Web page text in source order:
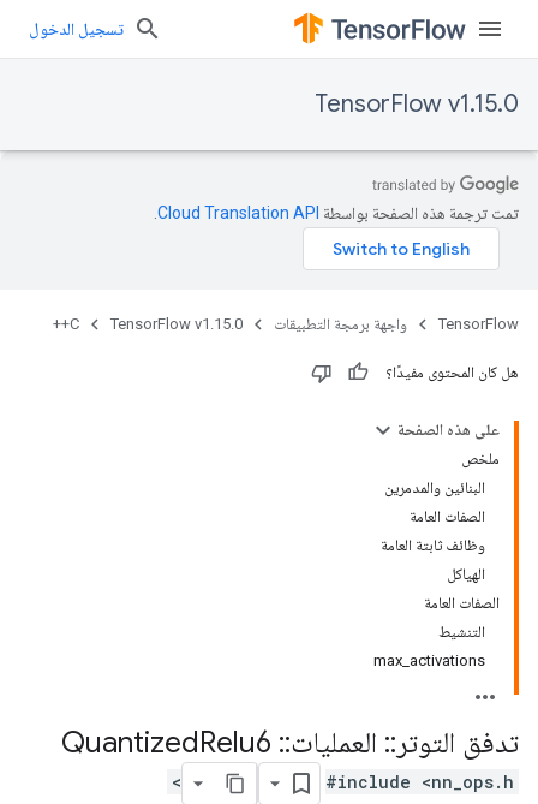
تسجيل الدخول
TensorFlow v1.15.0
تمت ترجمة هذه الصفحة بواسطة Cloud Translation API‏
TensorFlow واجهة برمجة التطبيقات TensorFlow v1.15.0
C++
هل كان المحتوى مفيدًا؟
على هذه الصفحة
ملخص
البنائين والمدمرين
الصفات العامة
وظائف ثابتة العامة
الهياكل
الصفات العامة
التنشيط
max_activations
تدفق التوتر :: العمليات::
Relu6
#include <nn_ops.h>